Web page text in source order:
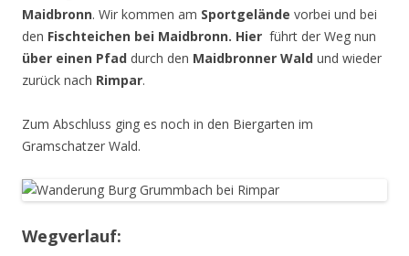
Maidbronn. Wir kommen am Sportgelände vorbei und bei
den Fischteichen bei Maidbronn. Hier führt der Weg nun
über einen Pfad durch den Maidbronner Wald und wieder
zurück nach Rimpar.
Zum Abschluss ging es noch in den Biergarten im
Gramschatzer Wald.
Wegverlauf: